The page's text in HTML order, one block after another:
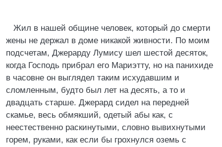
Жил в нашей общине человек, который до смерти
жены не держал в доме никакой живности. По моим
подсчетам, Джерарду Лумису шел шестой десяток,
когда Господь прибрал его Мариэтту, но на панихиде
в часовне он выглядел таким исхудавшим и
сломленным, будто был лет на десять, а то и
двадцать старше. Джерард сидел на передней
скамье, весь обмякший, одетый абы как, с
неестественно раскинутыми, словно вывихнутыми
горем, руками, как если бы грохнулся оземь с